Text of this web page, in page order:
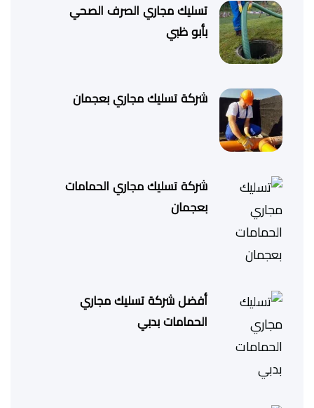
تسليك مجاري الصرف الصحي
بأبو ظبي
شركة تسليك مجاري بعجمان
شركة تسليك مجاري الحمامات
بعجمان
أفضل شركة تسليك مجاري
الحمامات بدبي